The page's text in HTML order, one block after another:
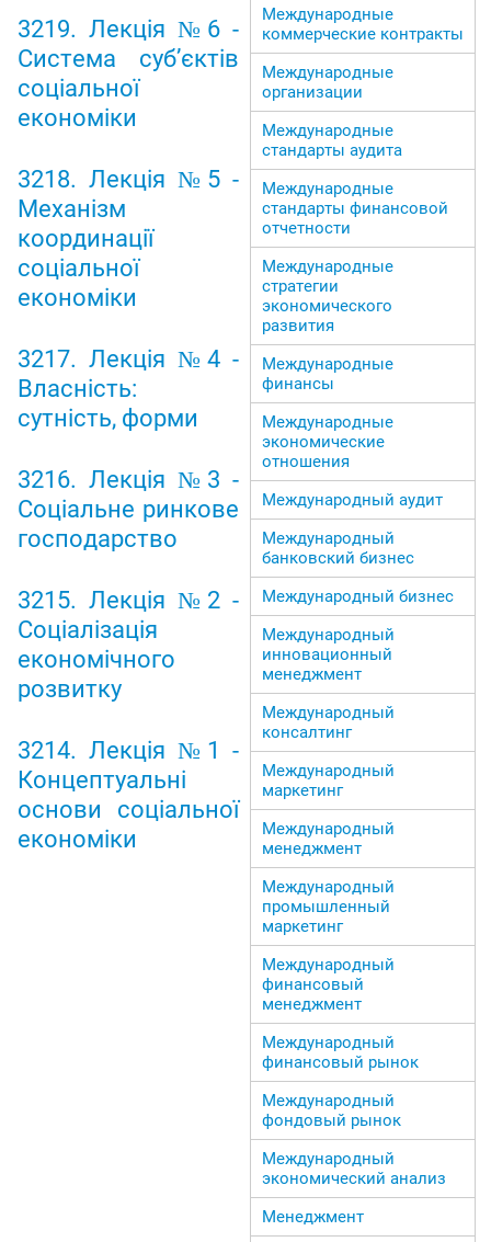
3219. Лекція №6 -
Система суб’єктів
соціальної
економіки
3218. Лекція №5 -
Механізм
координації
соціальної
економіки
3217. Лекція №4 -
Власність:
сутність, форми
3216. Лекція №3 -
Соціальне ринкове
господарство
3215. Лекція №2 -
Соціалізація
економічного
розвитку
3214. Лекція №1 -
Концептуальні
основи соціальної
економіки
Международные
коммерческие контракты
Международные
организации
Международные
стандарты аудита
Международные
стандарты финансовой
отчетности
Международные
стратегии
экономического
развития
Международные
финансы
Международные
экономические
отношения
Международный аудит
Международный
банковский бизнес
Международный бизнес
Международный
инновационный
менеджмент
Международный
консалтинг
Международный
маркетинг
Международный
менеджмент
Международный
промышленный
маркетинг
Международный
финансовый
менеджмент
Международный
финансовый рынок
Международный
фондовый рынок
Международный
экономический анализ
Менеджмент